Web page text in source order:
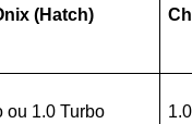
(Hatch)
ou 1.0 Turbo